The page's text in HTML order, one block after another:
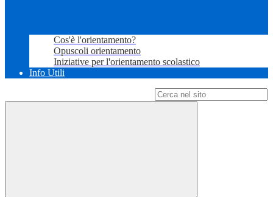
Cos'è l'orientamento?
Opuscoli orientamento
Iniziative per l'orientamento scolastico
Info Utili